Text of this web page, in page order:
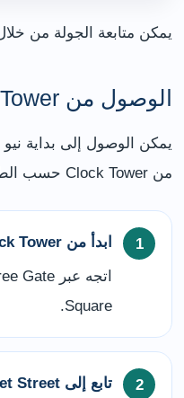
يمكن متابعة الجولة من
الوصول من Clock Tower ومركز المدينة
يمكن الوصول إلى بداية
من Clock Tower حسب الطريق والتوقفات.
ابدأ من Clock Tower
Square.
تابع إلى Market Street